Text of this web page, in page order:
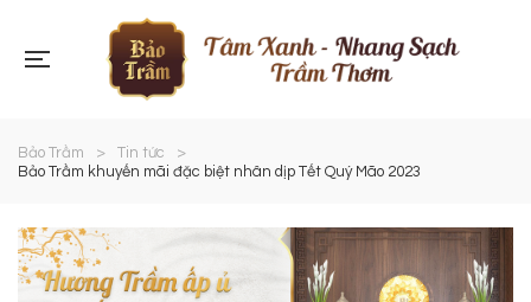
Bảo Trầm > Tin tức
>
Bảo Trầm khuyến mãi đặc biệt nhân dịp Tết Quý Mão 2023